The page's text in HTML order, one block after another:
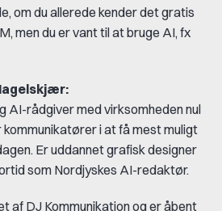
om du allerede kender det gratis
men du er vant til at bruge AI, fx
AI-rådgiver med virksomheden nul
kommunikatører i at få mest muligt
Er uddannet grafisk designer
som Nordjyskes AI-redaktør.
af DJ Kommunikation og er åbent